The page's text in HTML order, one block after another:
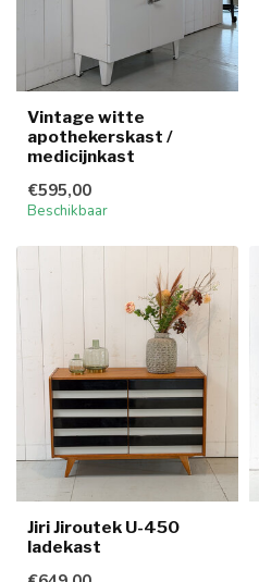
Vintage witte
apothekerskast /
medicijnkast
€595,00
Beschikbaar
Jiri Jiroutek U-450
ladekast